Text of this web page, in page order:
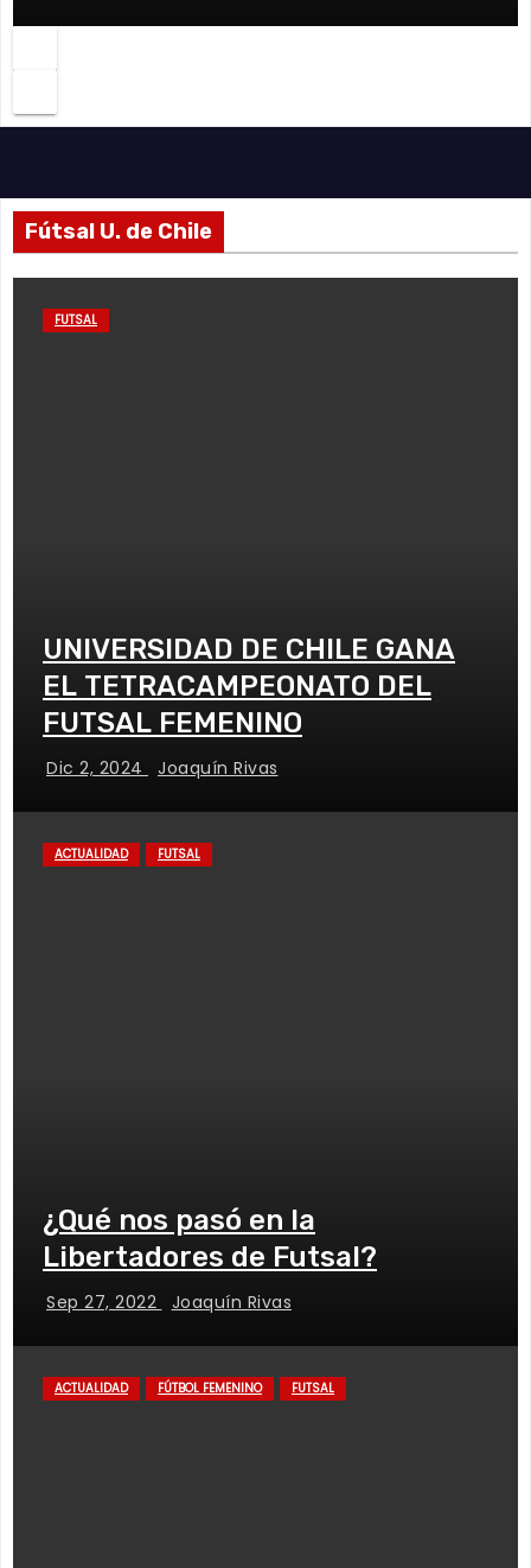
Fútsal U. de Chile
FUTSAL
UNIVERSIDAD DE CHILE GANA
EL TETRACAMPEONATO DEL
FUTSAL FEMENINO
Dic 2, 2024 Joaquín Rivas
ACTUALIDAD FUTSAL
¿Qué nos pasó en la
Libertadores de Futsal?
Sep 27, 2022 Joaquín Rivas
ACTUALIDAD FÚTBOL FEMENINO FUTSAL